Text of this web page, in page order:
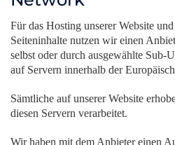
Für das Hosting unserer Website
Seiteninhalte nutzen wir einen
selbst oder durch ausgewählte Sub-
auf Servern innerhalb der
Sämtliche auf unserer Website
diesen Servern verarbeitet.
Wir haben mit dem Anbieter einen